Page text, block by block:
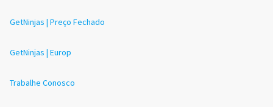
GetNinjas | Preço Fechado
GetNinjas | Europ
Trabalhe Conosco